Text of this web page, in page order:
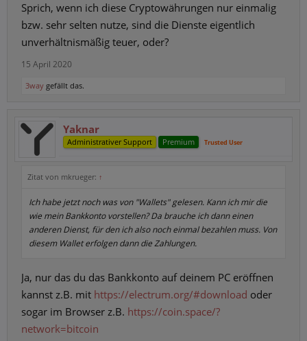
Sprich, wenn ich diese Cryptowährungen nur einmalig
bzw. sehr selten nutze, sind die Dienste eigentlich
unverhältnismäßig teuer, oder?
15 April 2020
3way gefällt das.
Yaknar
Administrativer Support Premium Trusted User
Zitat von mkrueger: ↑
Ich habe jetzt noch was von "Wallets" gelesen. Kann ich mir die
wie mein Bankkonto vorstellen? Da brauche ich dann einen
anderen Dienst, für den ich also noch einmal bezahlen muss. Von
diesem Wallet erfolgen dann die Zahlungen.
Ja, nur das du das Bankkonto auf deinem PC eröffnen
kannst z.B. mit https://electrum.org/#download oder
sogar im Browser z.B. https://coin.space/?
network=bitcoin